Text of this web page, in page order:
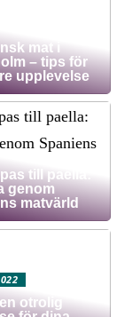
mat i
– tips för
upplevelse
till paella:
genom
matvärld
otrolig